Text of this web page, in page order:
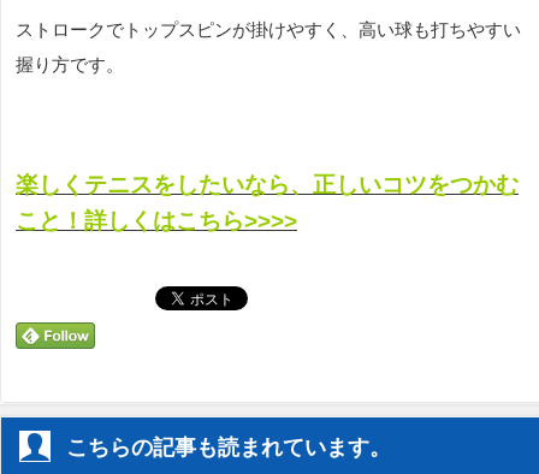
ストロークでトップスピンが掛けやすく、高い球も打ちやすい
握り方です。
楽しくテニスをしたいなら、正しいコツをつかむ
こと！詳しくはこちら>>>>
こちらの記事も読まれています。